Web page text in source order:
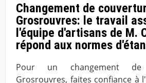
Changement de
Grosrouvres: le travail
l'équipe d'artisans de M.
répond aux normes
Pour un changement
Grosrouvres, faites confiance à